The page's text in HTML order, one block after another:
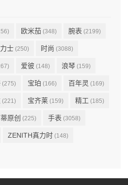
欧米茄 (348) 腕表 (2199)
士 (250) 时尚 (3088)
爱彼 (148) 浪琴 (159)
(275) 宝珀 (166) 百年灵 (169)
(221) 宝齐莱 (159) 精工 (185)
原创 (225) 手表 (3058)
ZENITH真力时 (148)